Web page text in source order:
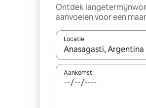
Ontdek
aanvoelen voor een
Locatie
Wanneer er resultaten
Aankomst